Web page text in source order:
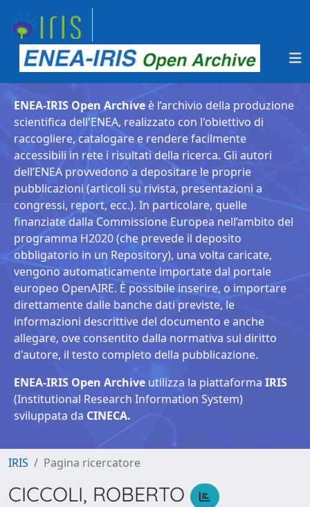
ENEA-IRIS Open Archive è l’archivio della produzione
scientifica dell'ENEA, realizzato con l'obiettivo di
raccogliere, catalogare e rendere facilmente
accessibili in rete i risultati della ricerca. Gli autori
dell’ENEA provvedono a depositare le proprie
pubblicazioni (articoli su rivista, presentazioni a
congressi, report, ecc.). In particolare, quelle
finanziate dalla Commissione Europea nell’ambito del
programma H2020 (che prevede il deposito
obbligatorio in un Repository), una volta caricate,
vengono automaticamente importate dal portale
europeo OpenAIRE. È possibile inserire, o importare
direttamente dalle banche dati previste, le
informazioni descrittive del documento e anche
allegare, ove consentito dalla normativa sul diritto
d'autore, il testo completo della pubblicazione.
ENEA-IRIS Open Archive utilizza la piattaforma IRIS
(Institutional Research Information System)
sviluppata da CINECA.
IRIS Pagina ricercatore
CICCOLI, ROBERTO